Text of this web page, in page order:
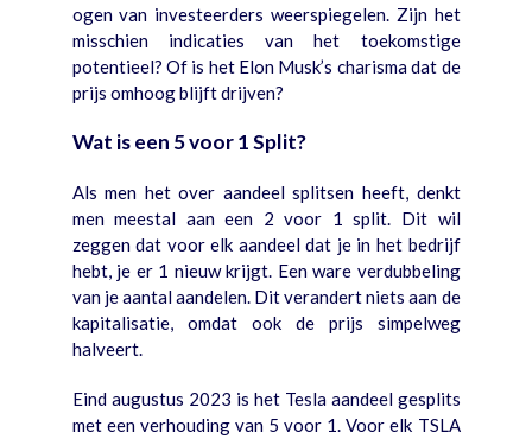
ogen van investeerders weerspiegelen. Zijn het
misschien indicaties van het toekomstige
potentieel? Of is het Elon Musk’s charisma dat de
prijs omhoog blijft drijven?
Wat is een 5 voor 1 Split?
Als men het over aandeel splitsen heeft, denkt
men meestal aan een 2 voor 1 split. Dit wil
zeggen dat voor elk aandeel dat je in het bedrijf
hebt, je er 1 nieuw krijgt. Een ware verdubbeling
van je aantal aandelen. Dit verandert niets aan de
kapitalisatie, omdat ook de prijs simpelweg
halveert.
Eind augustus 2023 is het Tesla aandeel gesplits
met een verhouding van 5 voor 1. Voor elk TSLA